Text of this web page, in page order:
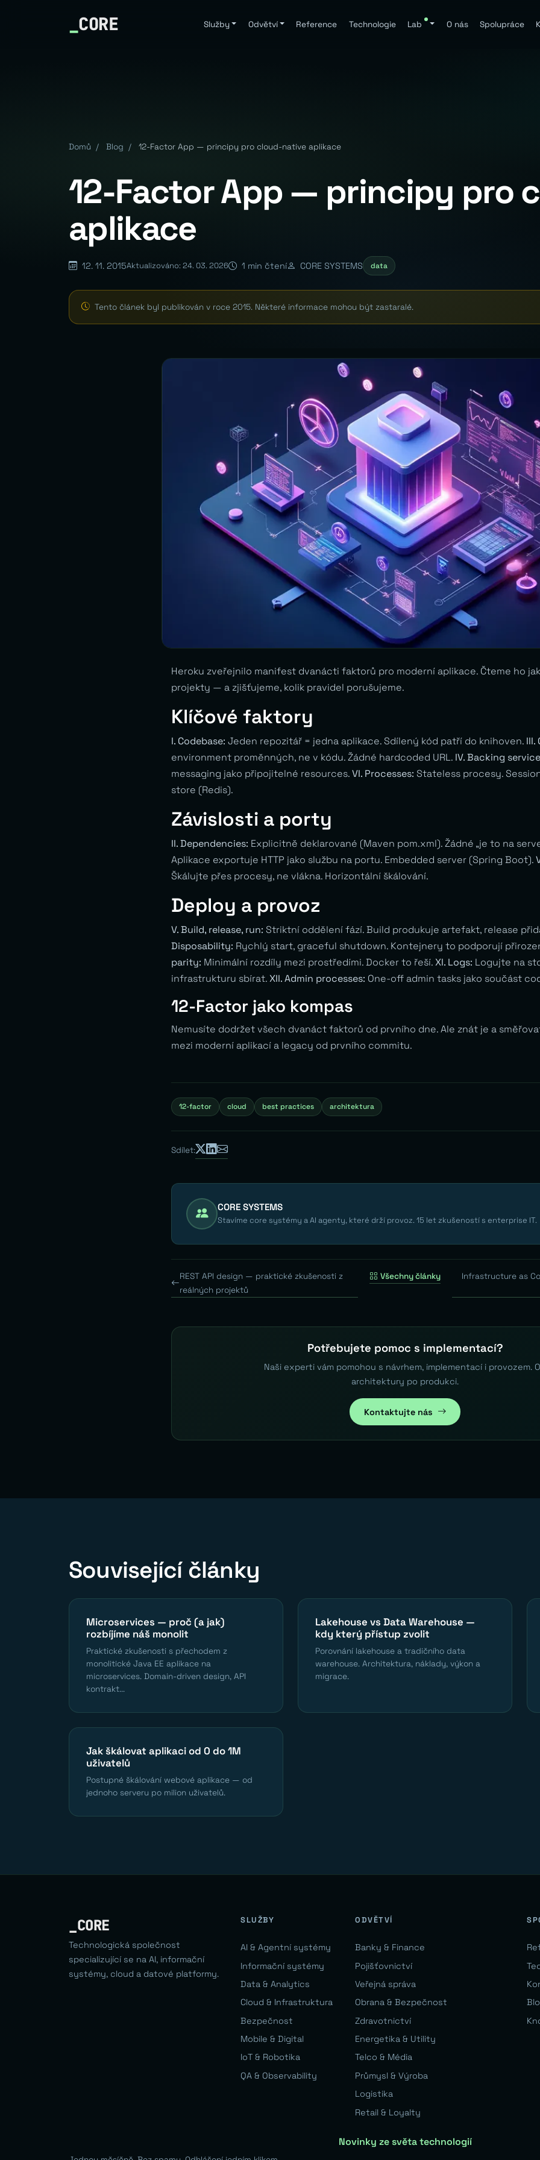
_CORE Služby Odvětví Reference Technologie Lab O nás Spolupráce
Domů / Blog / 12-Factor App — principy pro cloud-native aplikace
12-Factor App — principy pro
aplikace
12. 11. 2015Aktualizováno: 24. 03. 2026 1 min čtení CORE SYSTEMS data
Tento článek byl publikován v roce 2015. Některé informace mohou být zastaralé.
Heroku zveřejnilo manifest dvanácti faktorů pro moderní aplikace. Čteme ho
projekty — a zjišťujeme, kolik pravidel porušujeme.
Klíčové faktory
I. Codebase: Jeden repozitář = jedna aplikace. Sdílený kód patří do knihoven. III.
environment proměnných, ne v kódu. Žádné hardcoded URL. IV. Backing
messaging jako připojitelné resources.VI. Processes: Stateless procesy.
store (Redis).
Závislosti a porty
II. Dependencies: Explicitně deklarované (Maven pom.xml). Žádné „je to na
Aplikace exportuje HTTP jako službu na portu. Embedded server (Spring Boot).
Škálujte přes procesy, ne vlákna. Horizontální škálování.
Deploy a provoz
V. Build, release, run: Striktní oddělení fází. Build produkuje artefakt, release
Disposability: Rychlý start, graceful shutdown. Kontejnery to podporují
parity: Minimální rozdíly mezi prostředími. Docker to řeší.XI. Logs: Logujte na
infrastrukturu sbírat.XII. Admin processes: One-off admin tasks jako součást
12-Factor jako kompas
Nemusíte dodržet všech dvanáct faktorů od prvního dne. Ale znát je a
mezi moderní aplikací a legacy od prvního commitu.
12-factor cloud best practices architektura
Sdílet:
CORE SYSTEMS
Stavíme core systémy a AI agenty, které drží provoz. 15 let zkušeností s enterprise IT.
REST API design — praktické zkušenosti z
reálných projektů
Všechny články Infrastructure as
Potřebujete pomoc s implementací?
Naši experti vám pomohou s návrhem, implementací i provozem.
architektury po produkci.
Kontaktujte nás
Související články
Microservices — proč (a jak)
rozbíjíme náš monolit
Praktické zkušenosti s přechodem z
monolitické Java EE aplikace na
microservices. Domain-driven design, API
kontrakt...
Lakehouse vs Data Warehouse —
kdy který přístup zvolit
Porovnání lakehouse a tradičního data
warehouse. Architektura, náklady, výkon a
migrace.
Jak škálovat aplikaci od 0 do 1M
uživatelů
Postupné škálování webové aplikace — od
jednoho serveru po milion uživatelů.
_CORE
Technologická společnost
specializující se na AI, informační
systémy, cloud a datové platformy.
SLUŽBY
AI & Agentní systémy
Informační systémy
Data & Analytics
Cloud & Infrastruktura
Bezpečnost
Mobile & Digital
IoT & Robotika
QA & Observability
ODVĚTVÍ
Banky & Finance
Pojišťovnictví
Veřejná správa
Obrana & Bezpečnost
Zdravotnictví
Energetika & Utility
Telco & Média
Průmysl & Výroba
Logistika
Retail & Loyalty
Novinky ze světa technologií